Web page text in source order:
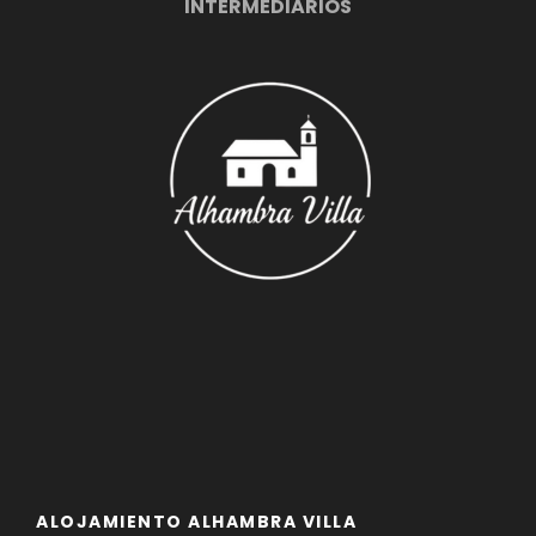
INTERMEDIARIOS
ALOJAMIENTO ALHAMBRA VILLA